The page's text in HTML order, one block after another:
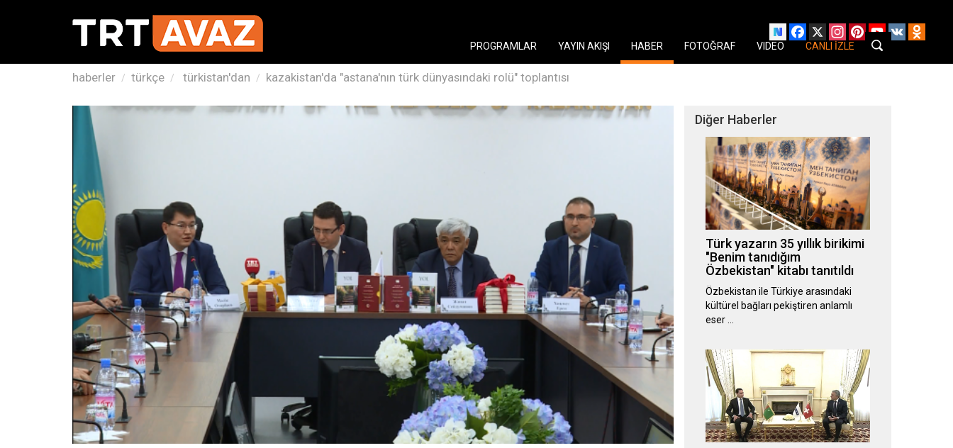
Facebook
X Instagram
PinterestYouTube
VK
PROGRAMLAR
YAYIN AKIŞI HABER FOTOĞRAF VIDEO CANLI İZLE
haberler türkçe türkistan'dan kazakistan'da "astana'nın türk dünyasındaki rolü" toplantısı
Diğer Haberler
Türk yazarın 35 yıllık birikimi
"Benim tanıdığım
Özbekistan" kitabı tanıtıldı
Özbekistan ile Türkiye arasındaki
kültürel bağları pekiştiren anlamlı
eser …